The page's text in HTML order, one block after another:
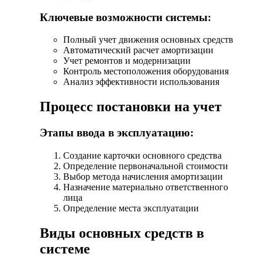
Ключевые возможности системы:
Полный учет движения основных средств
Автоматический расчет амортизации
Учет ремонтов и модернизации
Контроль местоположения оборудования
Анализ эффективности использования
Процесс постановки на учет
Этапы ввода в эксплуатацию:
Создание карточки основного средства
Определение первоначальной стоимости
Выбор метода начисления амортизации
Назначение материально ответственного
лица
Определение места эксплуатации
Виды основных средств в
системе